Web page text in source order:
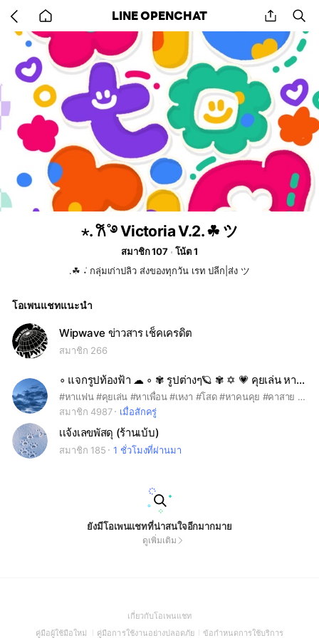
back
to
LINE OPENCHAT share
⋆. 𐙚˚࿔ Victoria V.2. ☘︎ ݁ツ
สมาชิก 107
โน้ต 1
.☘︎ ݁˖ กลุ่มเก่าปลิว ส่งของทุกวัน เรท ปลีก|ส่ง ツ
โอเพนแชทแนะนำ
Wipwave ข่าวสาร เช็คเครดิต
สมาชิก 266
∘ แจกรูปท้องฟ้า ☁ ∘ ✾ รูปต่างๆ🪐 ✾ ✡︎ 💗 คุยเล่น หาเพื่อน 🎀 ✡︎
#หาแฟน #คุยเล่น #หาเพื่อน #เหงา #โสด #หาคนคุย #คาสาย #หาคนรู้ใจ เข้ามาคุยได้เลยค่ะ
สมาชิก 4987
เมื่อสักครู่
เเจ้งเลขพัสดุ (ร้านเบ้บ)
สมาชิก 185 1 ชั่วโมงที่ผ่านมา
ยังมีโอเพนแชทที่น่าสนใจอีกมากมาย
ดูเพิ่มเติม
เกี่ยวกับโอเพนแชท(Open
in
คู่มือผู้ใช้มือใหม่ (Open
คู่มือการใช้งานอย่างปลอดภัย(Open
ข้อกำหนดการใช้บริการ(Open